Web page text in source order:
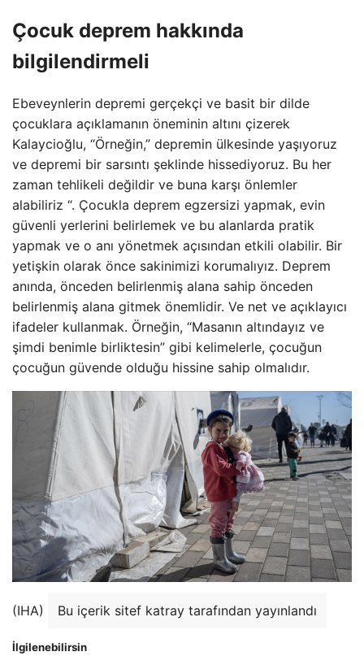
Çocuk deprem hakkında
bilgilendirmeli
Ebeveynlerin depremi gerçekçi ve basit bir dilde
çocuklara açıklamanın öneminin altını çizerek
Kalaycioğlu, “Örneğin,” depremin ülkesinde yaşıyoruz
ve depremi bir sarsıntı şeklinde hissediyoruz. Bu her
zaman tehlikeli değildir ve buna karşı önlemler
alabiliriz “. Çocukla deprem egzersizi yapmak, evin
güvenli yerlerini belirlemek ve bu alanlarda pratik
yapmak ve o anı yönetmek açısından etkili olabilir. Bir
yetişkin olarak önce sakinimizi korumalıyız. Deprem
anında, önceden belirlenmiş alana sahip önceden
belirlenmiş alana gitmek önemlidir. Ve net ve açıklayıcı
ifadeler kullanmak. Örneğin, “Masanın altındayız ve
şimdi benimle birliktesin” gibi kelimelerle, çocuğun
çocuğun güvende olduğu hissine sahip olmalıdır.
(IHA) Bu içerik sitef katray tarafından yayınlandı
İlgilenebilirsin